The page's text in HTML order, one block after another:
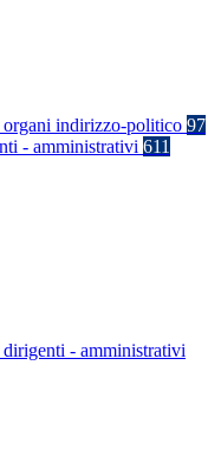
indirizzo-politico 97
- amministrativi 611
- amministrativi